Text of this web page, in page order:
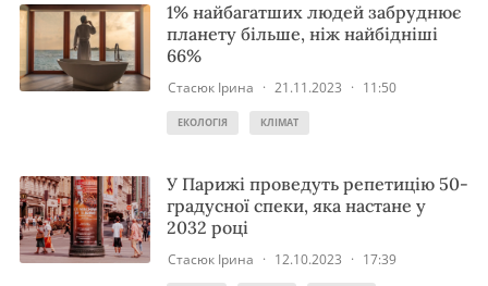
1% найбагатших людей забруднює
планету більше, ніж найбідніші
66%
Стасюк Ірина · 21.11.2023 · 11:50
ЕКОЛОГІЯ КЛІМАТ
У Парижі проведуть репетицію 50-
градусної спеки, яка настане у
2032 році
Стасюк Ірина · 12.10.2023 · 17:39